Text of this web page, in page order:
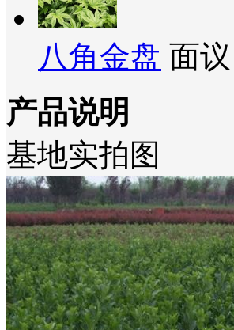
八角金盘 面议
产品说明
基地实拍图